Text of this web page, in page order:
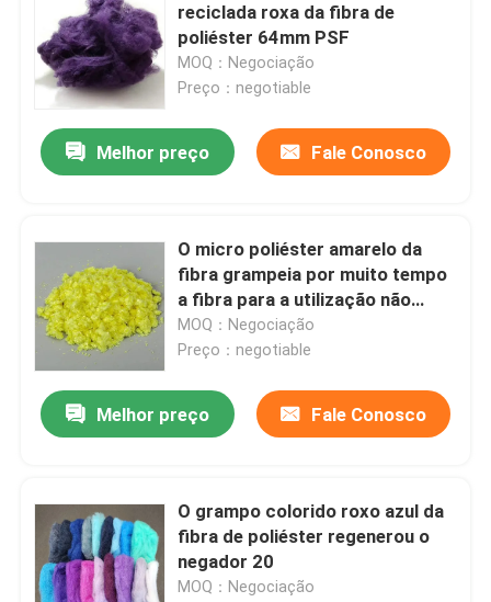
reciclada roxa da fibra de
poliéster 64mm PSF
MOQ：Negociação
Preço：negotiable
Melhor preço Fale Conosco
O micro poliéster amarelo da
fibra grampeia por muito tempo
a fibra para a utilização não
tecida
MOQ：Negociação
Preço：negotiable
Melhor preço Fale Conosco
O grampo colorido roxo azul da
fibra de poliéster regenerou o
negador 20
MOQ：Negociação